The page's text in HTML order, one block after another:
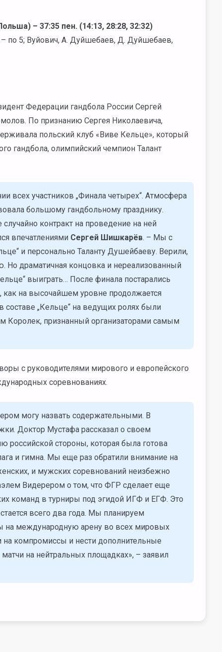
– 37:35 пен. (14:13, 28:28, 32:32)
по 5; Вуйович, А. Дуйшебаев, Д. Дуйшебаев,
Федерации гандбола России Сергей
По признанию Сергея Николаевича,
польский клуб «Виве Кельце», который
гандбола, олимпийский чемпион Талант
всех участников „Финала четырех“. Атмосфера
большому гандбольному празднику.
контракт на проведение на ней
впечатлениями Сергей Шишкарёв. – Мы с
и персонально Таланту Душейбаеву. Верили,
Но драматичная концовка и нереализованный
выиграть… После финала постарались
на высочайшем уровне продолжается
составе „Кельце“ на ведущих ролях были
Королек, признанный организаторами самым
с руководителями мирового и европейского
соревнованиях.
могу назвать содержательными. В
Доктор Мустафа рассказал о своем
российской стороны, которая была готова
и гимна. Мы еще раз обратили внимание на
и мужских соревнований неизбежно
Видерером о том, что ФГР сделает еще
команд в турниры под эгидой ИГФ и ЕГФ. Это
всего два года. Мы планируем
на международную арену во всех мировых
на компромиссы и нести дополнительные
на нейтральных площадках», – заявил